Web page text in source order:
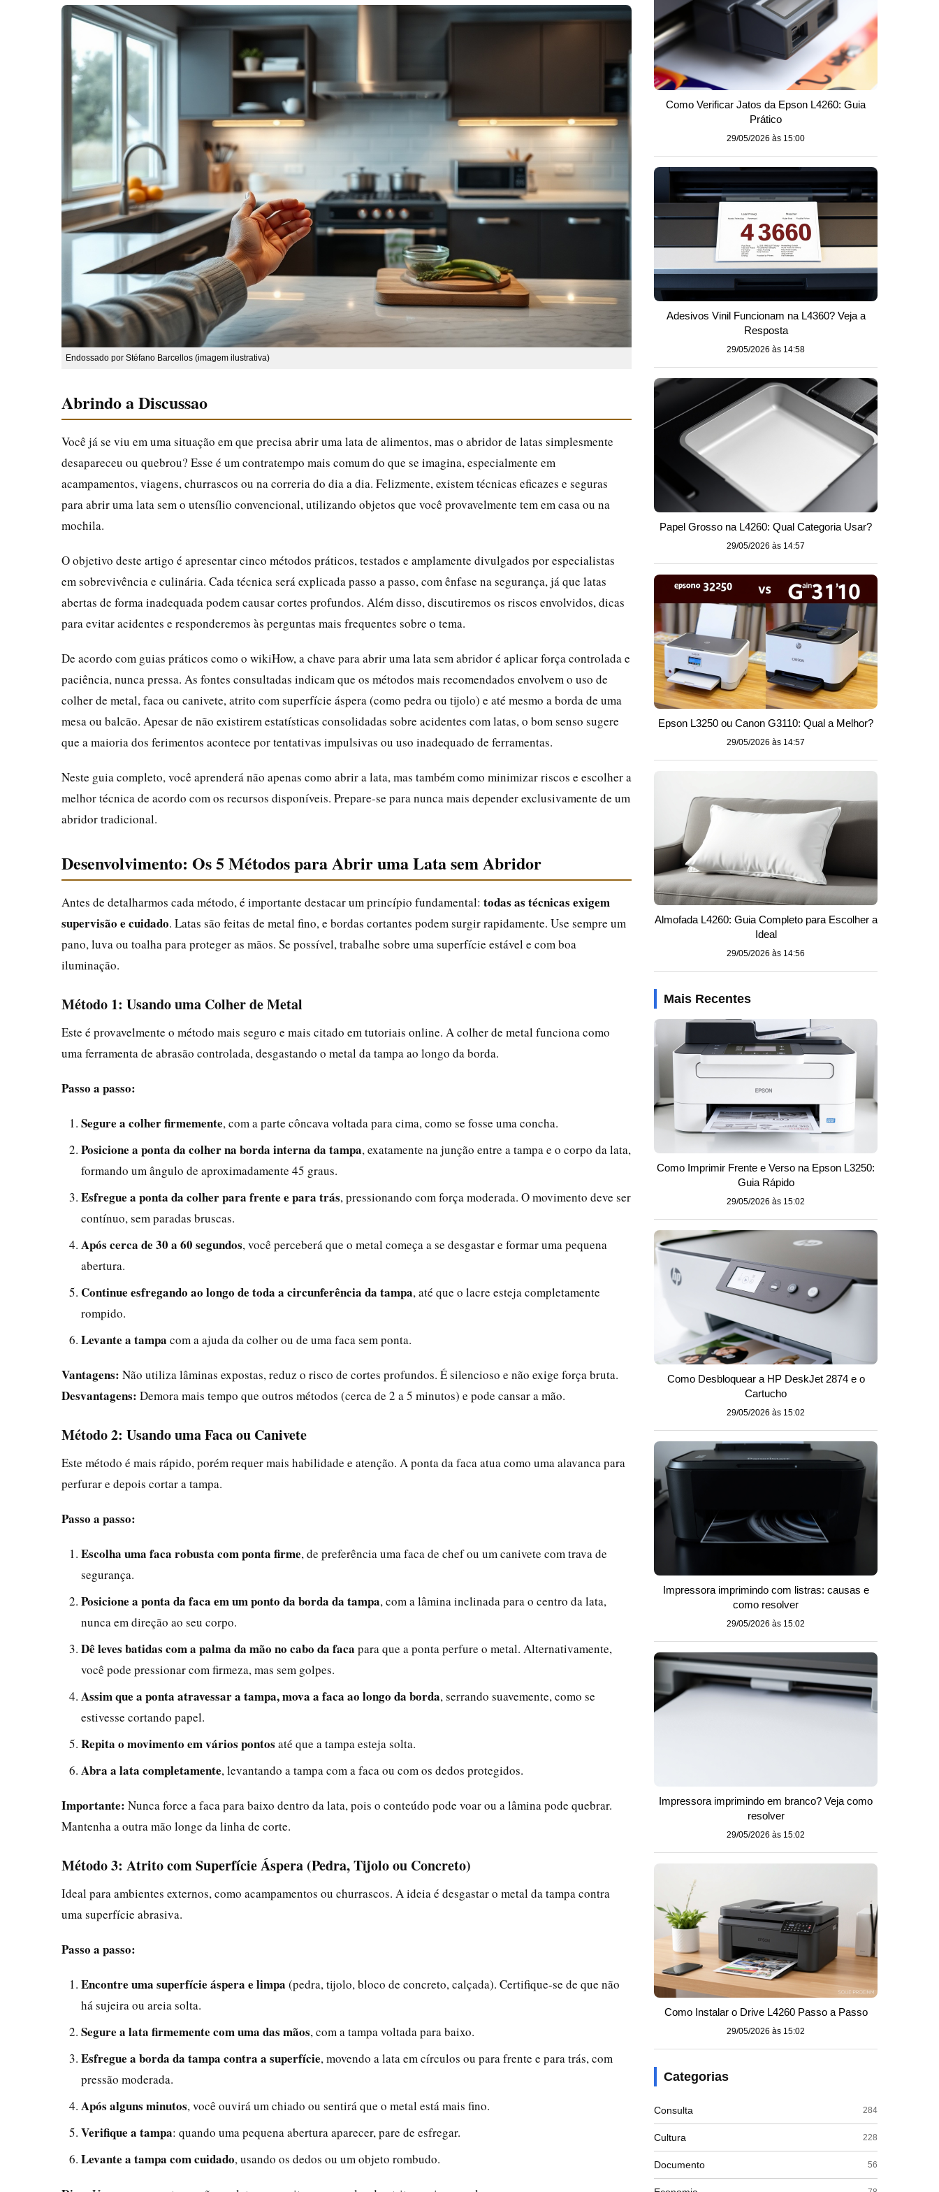
Endossado por Stéfano Barcellos (imagem ilustrativa)
Abrindo a Discussao
Você já se viu em uma situação em que precisa abrir uma lata de alimentos, mas o abridor de latas simplesmente
desapareceu ou quebrou? Esse é um contratempo mais comum do que se imagina, especialmente em
acampamentos, viagens, churrascos ou na correria do dia a dia. Felizmente, existem técnicas eficazes e seguras
para abrir uma lata sem o utensílio convencional, utilizando objetos que você provavelmente tem em casa ou na
mochila.
O objetivo deste artigo é apresentar cinco métodos práticos, testados e amplamente divulgados por especialistas
em sobrevivência e culinária. Cada técnica será explicada passo a passo, com ênfase na segurança, já que latas
abertas de forma inadequada podem causar cortes profundos. Além disso, discutiremos os riscos envolvidos, dicas
para evitar acidentes e responderemos às perguntas mais frequentes sobre o tema.
De acordo com guias práticos como o wikiHow, a chave para abrir uma lata sem abridor é aplicar força controlada e
paciência, nunca pressa. As fontes consultadas indicam que os métodos mais recomendados envolvem o uso de
colher de metal, faca ou canivete, atrito com superfície áspera (como pedra ou tijolo) e até mesmo a borda de uma
mesa ou balcão. Apesar de não existirem estatísticas consolidadas sobre acidentes com latas, o bom senso sugere
que a maioria dos ferimentos acontece por tentativas impulsivas ou uso inadequado de ferramentas.
Neste guia completo, você aprenderá não apenas como abrir a lata, mas também como minimizar riscos e escolher a
melhor técnica de acordo com os recursos disponíveis. Prepare-se para nunca mais depender exclusivamente de um
abridor tradicional.
Desenvolvimento: Os 5 Métodos para Abrir uma Lata sem Abridor
Antes de detalharmos cada método, é importante destacar um princípio fundamental: todas as técnicas exigem
supervisão e cuidado. Latas são feitas de metal fino, e bordas cortantes podem surgir rapidamente. Use sempre um
pano, luva ou toalha para proteger as mãos. Se possível, trabalhe sobre uma superfície estável e com boa
iluminação.
Método 1: Usando uma Colher de Metal
Este é provavelmente o método mais seguro e mais citado em tutoriais online. A colher de metal funciona como
uma ferramenta de abrasão controlada, desgastando o metal da tampa ao longo da borda.
Passo a passo:
Segure a colher firmemente, com a parte côncava voltada para cima, como se fosse uma concha.
Posicione a ponta da colher na borda interna da tampa, exatamente na junção entre a tampa e o corpo da lata,
formando um ângulo de aproximadamente 45 graus.
Esfregue a ponta da colher para frente e para trás, pressionando com força moderada. O movimento deve ser
contínuo, sem paradas bruscas.
Após cerca de 30 a 60 segundos, você perceberá que o metal começa a se desgastar e formar uma pequena
abertura.
Continue esfregando ao longo de toda a circunferência da tampa, até que o lacre esteja completamente
rompido.
Levante a tampa com a ajuda da colher ou de uma faca sem ponta.
Vantagens: Não utiliza lâminas expostas, reduz o risco de cortes profundos. É silencioso e não exige força bruta.
Desvantagens: Demora mais tempo que outros métodos (cerca de 2 a 5 minutos) e pode cansar a mão.
Método 2: Usando uma Faca ou Canivete
Este método é mais rápido, porém requer mais habilidade e atenção. A ponta da faca atua como uma alavanca para
perfurar e depois cortar a tampa.
Passo a passo:
Escolha uma faca robusta com ponta firme, de preferência uma faca de chef ou um canivete com trava de
segurança.
Posicione a ponta da faca em um ponto da borda da tampa, com a lâmina inclinada para o centro da lata,
nunca em direção ao seu corpo.
Dê leves batidas com a palma da mão no cabo da faca para que a ponta perfure o metal. Alternativamente,
você pode pressionar com firmeza, mas sem golpes.
Assim que a ponta atravessar a tampa, mova a faca ao longo da borda, serrando suavemente, como se
estivesse cortando papel.
Repita o movimento em vários pontos até que a tampa esteja solta.
Abra a lata completamente, levantando a tampa com a faca ou com os dedos protegidos.
Importante: Nunca force a faca para baixo dentro da lata, pois o conteúdo pode voar ou a lâmina pode quebrar.
Mantenha a outra mão longe da linha de corte.
Método 3: Atrito com Superfície Áspera (Pedra, Tijolo ou Concreto)
Ideal para ambientes externos, como acampamentos ou churrascos. A ideia é desgastar o metal da tampa contra
uma superfície abrasiva.
Passo a passo:
Encontre uma superfície áspera e limpa (pedra, tijolo, bloco de concreto, calçada). Certifique-se de que não
há sujeira ou areia solta.
Segure a lata firmemente com uma das mãos, com a tampa voltada para baixo.
Esfregue a borda da tampa contra a superfície, movendo a lata em círculos ou para frente e para trás, com
pressão moderada.
Após alguns minutos, você ouvirá um chiado ou sentirá que o metal está mais fino.
Verifique a tampa: quando uma pequena abertura aparecer, pare de esfregar.
Levante a tampa com cuidado, usando os dedos ou um objeto rombudo.
Como Verificar Jatos da Epson L4260: Guia
Prático
29/05/2026 às 15:00
Adesivos Vinil Funcionam na L4360? Veja a
Resposta
29/05/2026 às 14:58
Papel Grosso na L4260: Qual Categoria Usar?
29/05/2026 às 14:57
Epson L3250 ou Canon G3110: Qual a Melhor?
29/05/2026 às 14:57
Almofada L4260: Guia Completo para Escolher a
Ideal
29/05/2026 às 14:56
Mais Recentes
Como Imprimir Frente e Verso na Epson L3250:
Guia Rápido
29/05/2026 às 15:02
Como Desbloquear a HP DeskJet 2874 e o
Cartucho
29/05/2026 às 15:02
Impressora imprimindo com listras: causas e
como resolver
29/05/2026 às 15:02
Impressora imprimindo em branco? Veja como
resolver
29/05/2026 às 15:02
Como Instalar o Drive L4260 Passo a Passo
29/05/2026 às 15:02
Categorias
Consulta 284
Cultura 228
Documento 56